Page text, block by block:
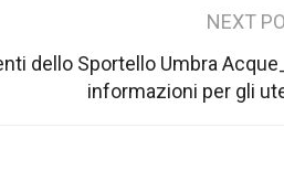
NEXT
dello Sportello Umbra
informazioni per gli